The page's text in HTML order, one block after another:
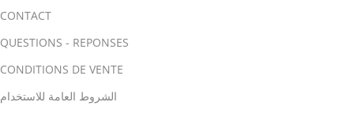
CONTACT
QUESTIONS - REPONSES
CONDITIONS DE VENTE
الشروط العامة للاستخدام